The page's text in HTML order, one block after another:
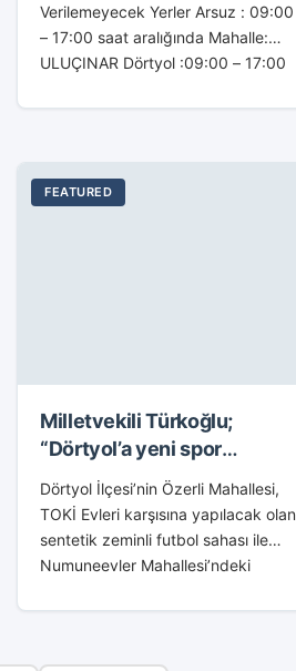
Verilemeyecek Yerler Arsuz : 09:00
– 17:00 saat aralığında Mahalle:
ULUÇINAR Dörtyol :09:00 – 17:00
09:00 – 17:00 saat aralığında
FEATURED
Milletvekili Türkoğlu;
“Dörtyol’a yeni spor
tesisleri kazandırıyoruz”
Dörtyol İlçesi’nin Özerli Mahallesi,
TOKİ Evleri karşısına yapılacak olan
sentetik zeminli futbol sahası ile
Numuneevler Mahallesi’ndeki
yapılacak olan Gençlik Merkezi
Hatay...